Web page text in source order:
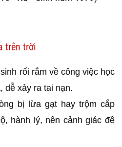
trên trời
rối rắm về công việc học
dễ xảy ra tai nạn.
bị lừa gạt hay trộm cắp
hành lý, nên cảnh giác đề